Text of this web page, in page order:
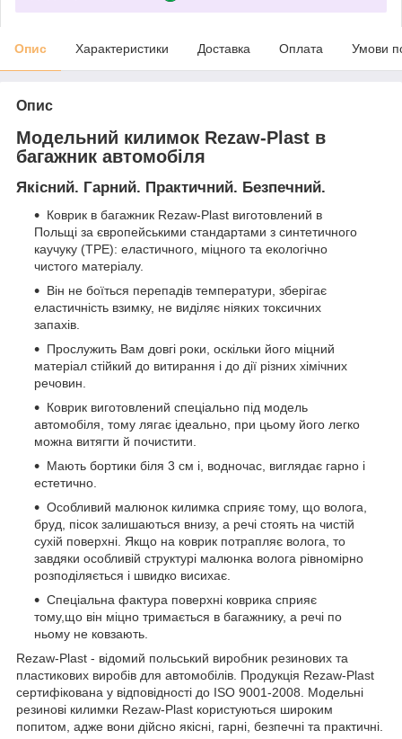
Опис Характеристики Доставка Оплата Умови
Опис
Модельний килимок Rezaw-Plast в
багажник автомобіля
Якісний. Гарний. Практичний. Безпечний.
Коврик в багажник Rezaw-Plast виготовлений в
Польщі за європейськими стандартами з синтетичного
каучуку (ТРЕ): еластичного, міцного та екологічно
чистого матеріалу.
Він не боїться перепадів температури, зберігає
еластичність взимку, не виділяє ніяких токсичних
запахів.
Прослужить Вам довгі роки, оскільки його міцний
матеріал стійкий до витирання і до дії різних хімічних
речовин.
Коврик виготовлений спеціально під модель
автомобіля, тому лягає ідеально, при цьому його легко
можна витягти й почистити.
Мають бортики біля 3 см і, водночас, виглядає гарно і
естетично.
Особливий малюнок килимка сприяє тому, що волога,
бруд, пісок залишаються внизу, а речі стоять на чистій
сухій поверхні. Якщо на коврик потрапляє волога, то
завдяки особливій структурі малюнка волога рівномірно
розподіляється і швидко висихає.
Спеціальна фактура поверхні коврика сприяє
тому,що він міцно тримається в багажнику, а речі по
ньому не ковзають.
Rezaw-Plast - відомий польський виробник резинових та
пластикових виробів для автомобілів. Продукція Rezaw-Plast
сертифікована у відповідності до ISO 9001-2008. Модельні
резинові килимки Rezaw-Plast користуються широким
попитом, адже вони дійсно якісні, гарні, безпечні та практичні.